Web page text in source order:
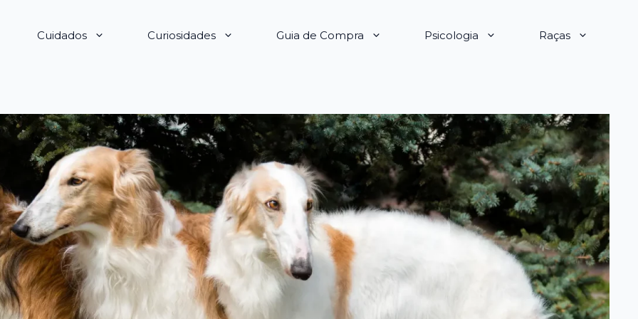
Cuidados Curiosidades Guia de Compra Psicologia Raças